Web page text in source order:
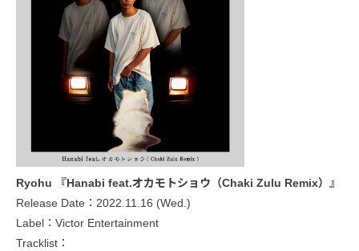
Ryohu 『Hanabi feat.オカモトショウ（Chaki Zulu Remix）』
Release Date：2022.11.16 (Wed.)
Label：Victor Entertainment
Tracklist：